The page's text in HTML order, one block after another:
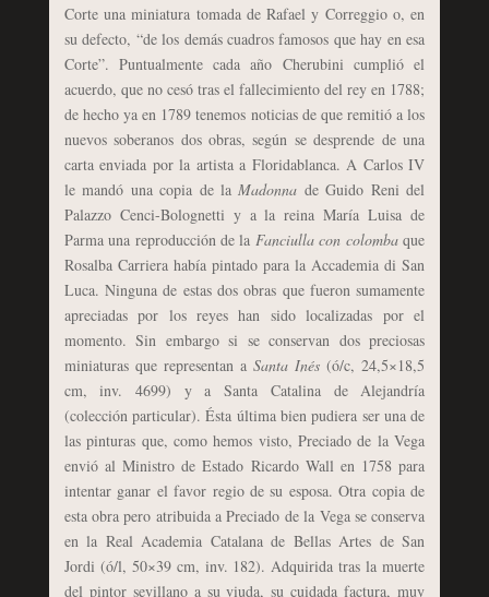
Corte una miniatura tomada de Rafael y Correggio o, en
su defecto, “de los demás cuadros famosos que hay en esa
Corte”. Puntualmente cada año Cherubini cumplió el
acuerdo, que no cesó tras el fallecimiento del rey en 1788;
de hecho ya en 1789 tenemos noticias de que remitió a los
nuevos soberanos dos obras, según se desprende de una
carta enviada por la artista a Floridablanca. A Carlos IV
le mandó una copia de laMadonna de Guido Reni del
Palazzo Cenci-Bolognetti y a la reina María Luisa de
Parma una reproducción de la Fanciulla con colombaque
Rosalba Carriera había pintado para la Accademia di San
Luca. Ninguna de estas dos obras que fueron sumamente
apreciadas por los reyes han sido localizadas por el
momento. Sin embargo si se conservan dos preciosas
miniaturas que representan aSanta Inés (ó/c, 24,5×18,5
cm, inv. 4699) y a Santa Catalina de Alejandría
(colección particular). Ésta última bien pudiera ser una de
las pinturas que, como hemos visto, Preciado de la Vega
envió al Ministro de Estado Ricardo Wall en 1758 para
intentar ganar el favor regio de su esposa. Otra copia de
esta obra pero atribuida a Preciado de la Vega se conserva
en la Real Academia Catalana de Bellas Artes de San
Jordi (ó/l, 50×39 cm, inv. 182). Adquirida tras la muerte
del pintor sevillano a su viuda, su cuidada factura, muy